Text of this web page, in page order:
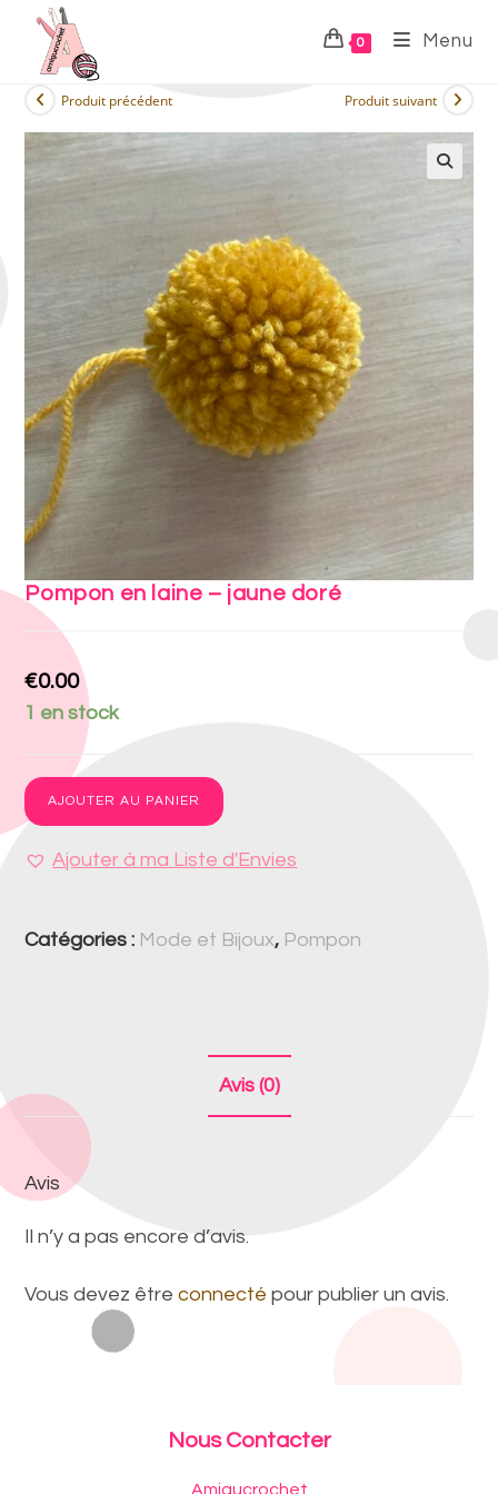
0 Menu
Produit précédent Produit suivant
Pompon en laine – jaune doré
€0.00
1 en stock
AJOUTER AU PANIER
Ajouter à ma Liste d'Envies
Catégories : Mode et Bijoux, Pompon
Avis (0)
Avis
Il n’y a pas encore d’avis.
Vous devez êtreconnecté pour publier un avis.
Nous Contacter
Amigucrochet